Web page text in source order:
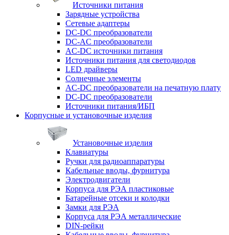
Источники питания
Зарядные устройства
Сетевые адаптеры
DC-DC преобразователи
DC-AC преобразователи
AC-DC источники питания
Источники питания для светодиодов
LED драйверы
Солнечные элементы
AC-DC преобразователи на печатную плату
DC-DC преобразователи
Источники питания/ИБП
Корпусные и установочные изделия
Установочные изделия
Клавиатуры
Ручки для радиоаппаратуры
Кабельные вводы, фурнитура
Электродвигатели
Корпуса для РЭА пластиковые
Батарейные отсеки и колодки
Замки для РЭА
Корпуса для РЭА металлические
DIN-рейки